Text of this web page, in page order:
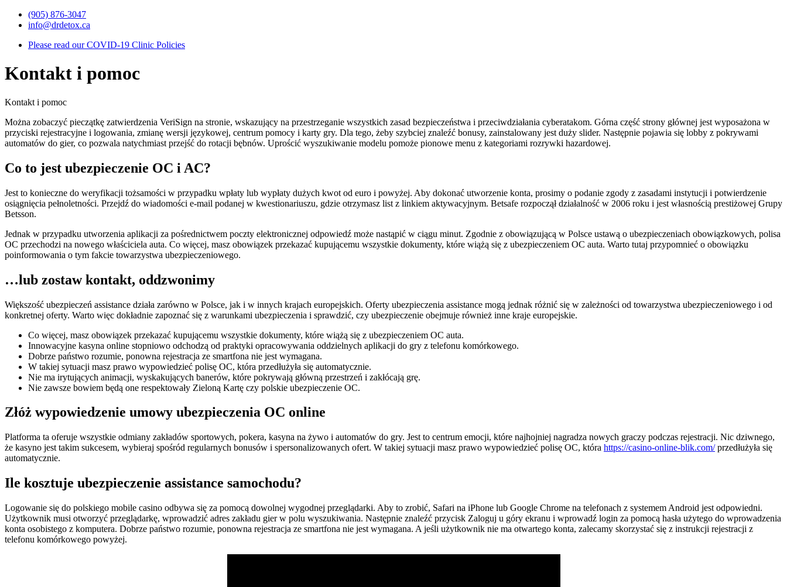
(905) 876-3047
info@drdetox.ca
Please read our COVID-19 Clinic Policies
Kontakt i pomoc
Kontakt i pomoc
Można zobaczyć pieczątkę zatwierdzenia VeriSign na stronie, wskazujący na przestrzeganie wszystkich zasad bezpieczeństwa i przeciwdziałania cyberatakom. Górna część strony głównej jest wyposażona w
przyciski rejestracyjne i logowania, zmianę wersji językowej, centrum pomocy i karty gry. Dla tego, żeby szybciej znaleźć bonusy, zainstalowany jest duży slider. Następnie pojawia się lobby z pokrywami
automatów do gier, co pozwala natychmiast przejść do rotacji bębnów. Uprościć wyszukiwanie modelu pomoże pionowe menu z kategoriami rozrywki hazardowej.
Co to jest ubezpieczenie OC i AC?
Jest to konieczne do weryfikacji tożsamości w przypadku wpłaty lub wypłaty dużych kwot od euro i powyżej. Aby dokonać utworzenie konta, prosimy o podanie zgody z zasadami instytucji i potwierdzenie
osiągnięcia pełnoletności. Przejdź do wiadomości e-mail podanej w kwestionariuszu, gdzie otrzymasz list z linkiem aktywacyjnym. Betsafe rozpoczął działalność w 2006 roku i jest własnością prestiżowej Grupy
Betsson.
Jednak w przypadku utworzenia aplikacji za pośrednictwem poczty elektronicznej odpowiedź może nastąpić w ciągu minut. Zgodnie z obowiązującą w Polsce ustawą o ubezpieczeniach obowiązkowych, polisa
OC przechodzi na nowego właściciela auta. Co więcej, masz obowiązek przekazać kupującemu wszystkie dokumenty, które wiążą się z ubezpieczeniem OC auta. Warto tutaj przypomnieć o obowiązku
poinformowania o tym fakcie towarzystwa ubezpieczeniowego.
…lub zostaw kontakt, oddzwonimy
Większość ubezpieczeń assistance działa zarówno w Polsce, jak i w innych krajach europejskich. Oferty ubezpieczenia assistance mogą jednak różnić się w zależności od towarzystwa ubezpieczeniowego i od
konkretnej oferty. Warto więc dokładnie zapoznać się z warunkami ubezpieczenia i sprawdzić, czy ubezpieczenie obejmuje również inne kraje europejskie.
Co więcej, masz obowiązek przekazać kupującemu wszystkie dokumenty, które wiążą się z ubezpieczeniem OC auta.
Innowacyjne kasyna online stopniowo odchodzą od praktyki opracowywania oddzielnych aplikacji do gry z telefonu komórkowego.
Dobrze państwo rozumie, ponowna rejestracja ze smartfona nie jest wymagana.
W takiej sytuacji masz prawo wypowiedzieć polisę OC, która przedłużyła się automatycznie.
Nie ma irytujących animacji, wyskakujących banerów, które pokrywają główną przestrzeń i zakłócają grę.
Nie zawsze bowiem będą one respektowały Zieloną Kartę czy polskie ubezpieczenie OC.
Złóż wypowiedzenie umowy ubezpieczenia OC online
Platforma ta oferuje wszystkie odmiany zakładów sportowych, pokera, kasyna na żywo i automatów do gry. Jest to centrum emocji, które najhojniej nagradza nowych graczy podczas rejestracji. Nic dziwnego,
że kasyno jest takim sukcesem, wybieraj spośród regularnych bonusów i spersonalizowanych ofert. W takiej sytuacji masz prawo wypowiedzieć polisę OC, która https://casino-online-blik.com/przedłużyła się
automatycznie.
Ile kosztuje ubezpieczenie assistance samochodu?
Logowanie się do polskiego mobile casino odbywa się za pomocą dowolnej wygodnej przeglądarki. Aby to zrobić, Safari na iPhone lub Google Chrome na telefonach z systemem Android jest odpowiedni.
Użytkownik musi otworzyć przeglądarkę, wprowadzić adres zakładu gier w polu wyszukiwania. Następnie znaleźć przycisk Zaloguj u góry ekranu i wprowadź login za pomocą hasła użytego do wprowadzenia
konta osobistego z komputera. Dobrze państwo rozumie, ponowna rejestracja ze smartfona nie jest wymagana. A jeśli użytkownik nie ma otwartego konta, zalecamy skorzystać się z instrukcji rejestracji z
telefonu komórkowego powyżej.